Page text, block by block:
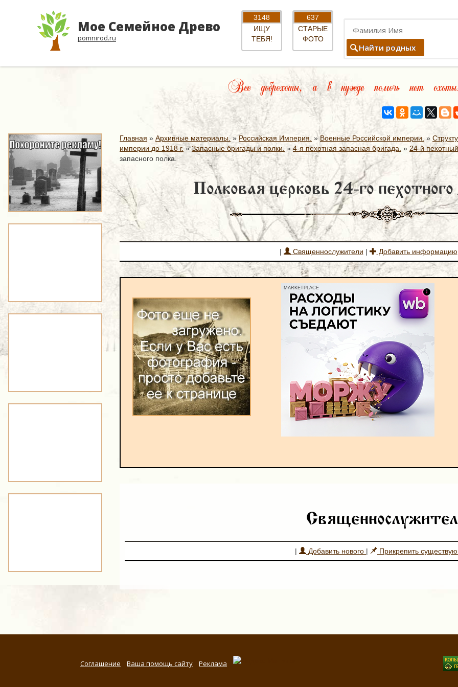
Мое Семейное Древо
pomnirod.ru
3148
ИЩУ
ТЕБЯ!
637
СТАРЫЕ
ФОТО
Найти родных
Все доброхоты, а в нужде помочь нет
Главная » Архивные материалы. »Российская Империя. »Военные Российской империи. »
империи до 1918 г.»Запасные бригады и полки. »4-я пехотная запасная бригада. » 24-й
запасного полка.
Полковая церковь 24-го пехотного
| Священнослужители | Добавить информацию
MARKETPLACE
| Добавить нового | Прикрепить
Соглашение Ваша помощь сайту Реклама